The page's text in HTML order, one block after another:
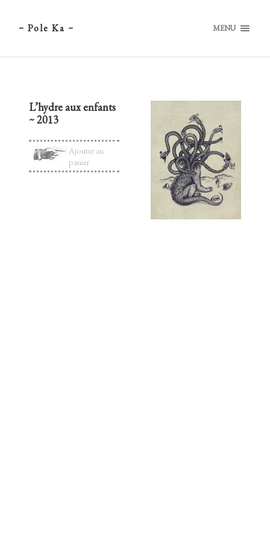
~ Pole Ka ~ MENU
L’hydre aux enfants
~ 2013
Ajouter au
panier